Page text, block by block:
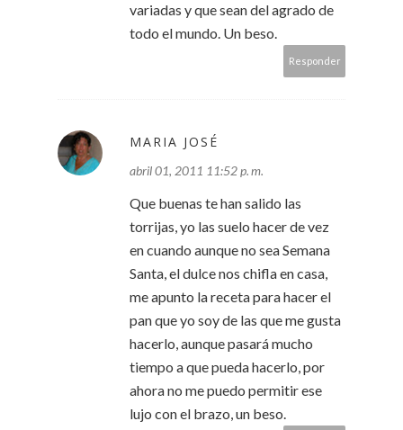
variadas y que sean del agrado de
todo el mundo. Un beso.
Responder
MARIA JOSÉ
abril 01, 2011 11:52 p. m.
Que buenas te han salido las
torrijas, yo las suelo hacer de vez
en cuando aunque no sea Semana
Santa, el dulce nos chifla en casa,
me apunto la receta para hacer el
pan que yo soy de las que me gusta
hacerlo, aunque pasará mucho
tiempo a que pueda hacerlo, por
ahora no me puedo permitir ese
lujo con el brazo, un beso.